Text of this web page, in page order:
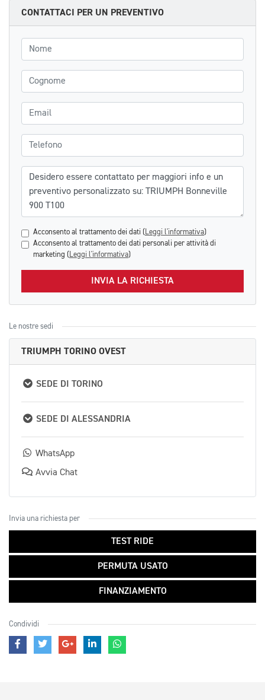
CONTATTACI PER UN PREVENTIVO
Nome
Cognome
Email
Telefono
Messaggio
Acconsento al trattamento dei dati ( Leggi l'informativa)
Acconsento al trattamento dei dati personali per attività di
marketing ( Leggi l'informativa)
INVIA LA RICHIESTA
Le nostre sedi
TRIUMPH TORINO OVEST
SEDE DI TORINO
SEDE DI ALESSANDRIA
WhatsApp
Avvia Chat
Invia una richiesta per
TEST RIDE
PERMUTA USATO
FINANZIAMENTO
Condividi